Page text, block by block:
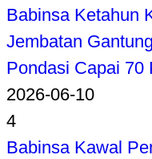
Babinsa Ketahun
Jembatan
Pondasi Capai 70
2026-06-10
4
Babinsa Kawal